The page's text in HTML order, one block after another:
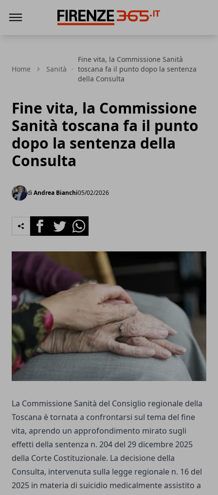
Home Sanità
Fine vita, la Commissione Sanità
toscana fa il punto dopo la sentenza
della Consulta
Fine vita, la Commissione
Sanità toscana fa il punto
dopo la sentenza della
Consulta
di Andrea Bianchi05/02/2026
FacebookTwitterWhatsapp
La Commissione Sanità del Consiglio regionale della
Toscana è tornata a confrontarsi sul tema del fine
vita, aprendo un approfondimento mirato sugli
effetti della sentenza n. 204 del 29 dicembre 2025
della Corte Costituzionale. La decisione della
Consulta, intervenuta sulla legge regionale n. 16 del
2025 in materia di suicidio medicalmente assistito a